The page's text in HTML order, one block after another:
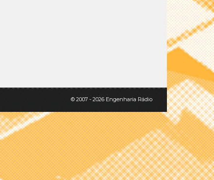
© 2007 - 2026 Engenharia Rádio